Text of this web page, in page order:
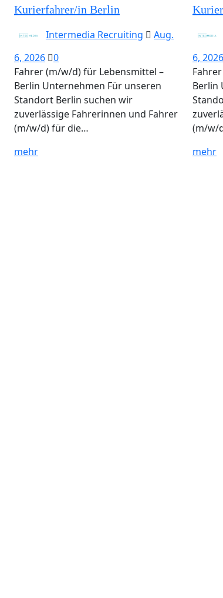
Kurierfahrer/in Berlin
Intermedia Recruiting
Aug.
6, 2026
0
Fahrer (m/w/d) für Lebensmittel –
Berlin Unternehmen Für unseren
Standort Berlin suchen wir
zuverlässige Fahrerinnen und Fahrer
(m/w/d) für die…
mehr
6, 2026
Berlin
(m/w/
mehr